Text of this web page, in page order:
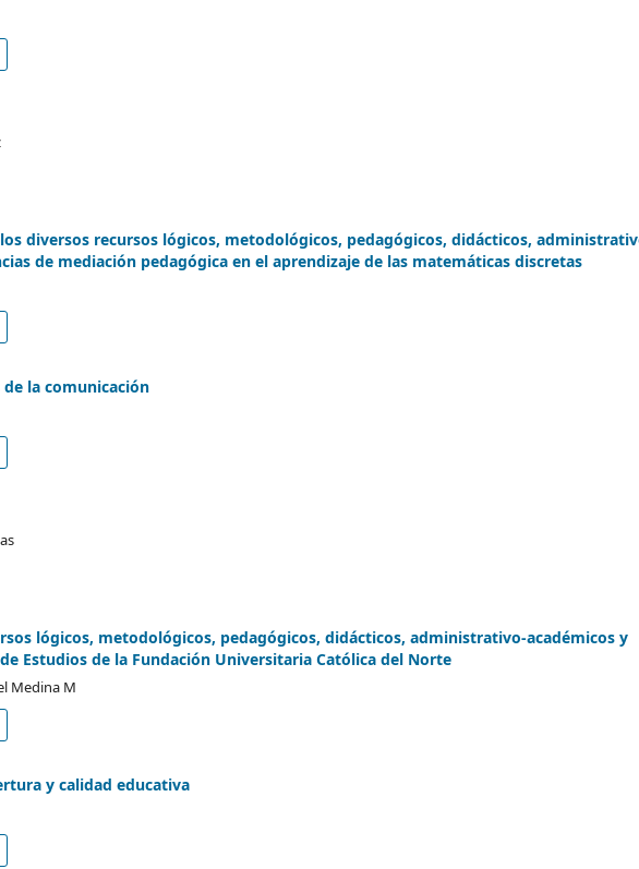
diversos recursos lógicos, metodológicos, pedagógicos, didácticos,
de mediación pedagógica en el aprendizaje de las matemáticas discretas
la comunicación
lógicos, metodológicos, pedagógicos, didácticos, administrativo-académicos y
Estudios de la Fundación Universitaria Católica del Norte
Medina M
y calidad educativa